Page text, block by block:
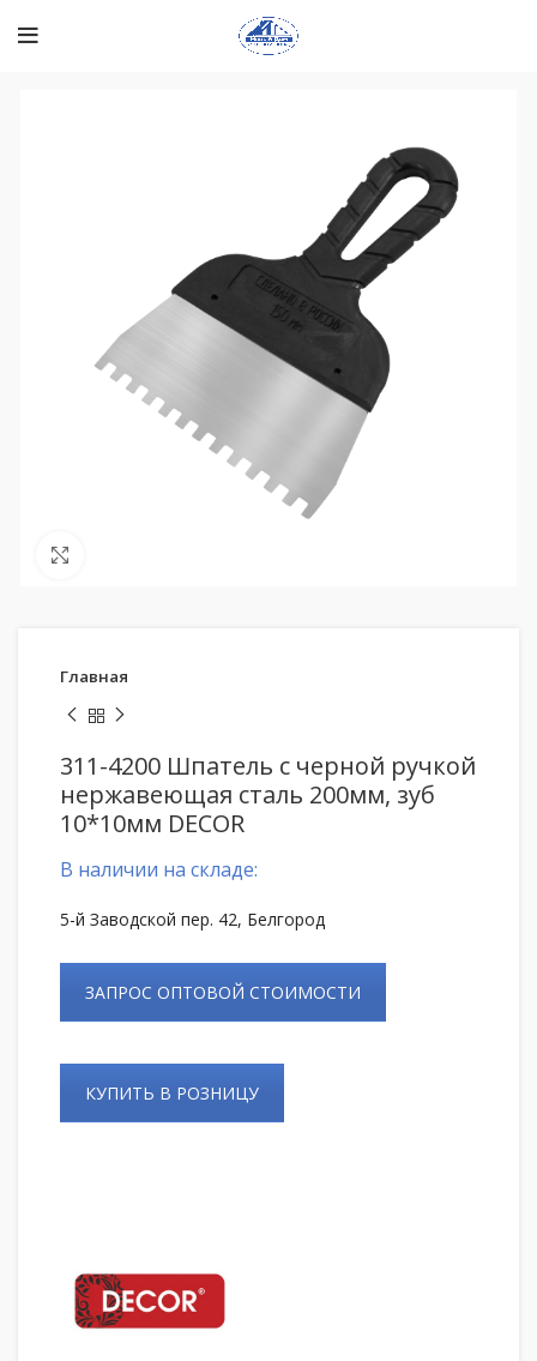
Главная
311-4200 Шпатель с черной ручкой
нержавеющая сталь 200мм, зуб
10*10мм DECOR
В наличии на складе:
5-й Заводской пер. 42, Белгород
ЗАПРОС ОПТОВОЙ СТОИМОСТИ
КУПИТЬ В РОЗНИЦУ